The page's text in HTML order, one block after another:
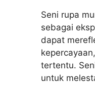
Seni rupa
sebagai
dapat
tertentu.
untuk